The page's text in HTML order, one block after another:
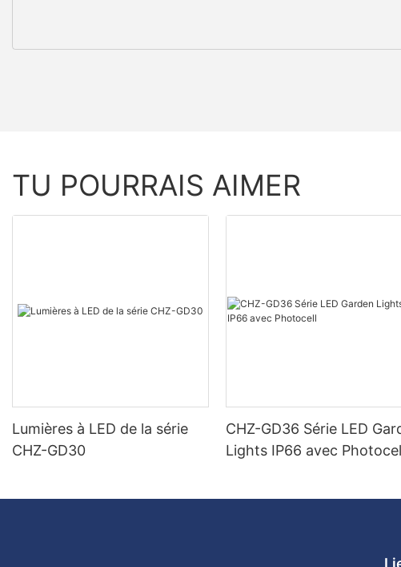
TU POURRAIS AIMER
Lumières à LED de la série
CHZ-GD30
CHZ-GD36 Série LED
Lights IP66 avec